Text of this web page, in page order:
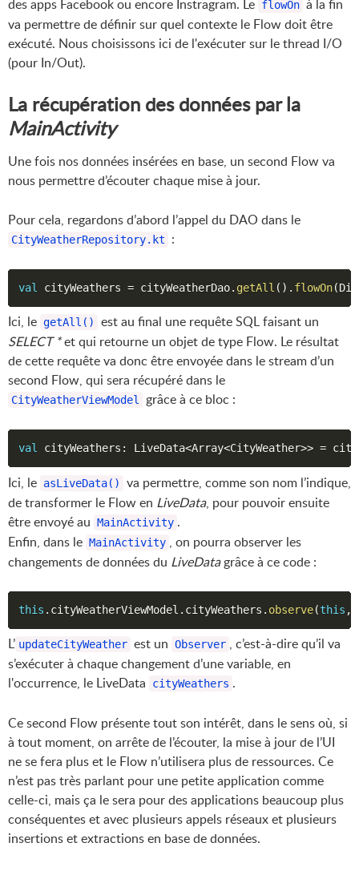
des apps Facebook ou encore Instragram. Le flowOn à la fin
va permettre de définir sur quel contexte le Flow doit être
exécuté. Nous choisissons ici de l'exécuter sur le thread I/O
(pour In/Out).
La récupération des données par la
MainActivity
Une fois nos données insérées en base, un second Flow va
nous permettre d’écouter chaque mise à jour.
Pour cela, regardons d’abord l’appel du DAO dans le
CityWeatherRepository.kt :
val cityWeathers = cityWeatherDao. getAll ( ) . flowOn(
Ici, le getAll()
est au final une requête SQL faisant un
SELECT *et qui retourne un objet de type Flow. Le résultat
de cette requête va donc être envoyée dans le stream d’un
second Flow, qui sera récupéré dans le
CityWeatherViewModel grâce à ce bloc :
val cityWeathers : LiveData<Array<CityWeather>> =
Ici, le asLiveData()
va permettre, comme son nom l’indique,
de transformer le Flow en LiveData, pour pouvoir ensuite
être envoyé au MainActivity .
Enfin, dans le MainActivity , on pourra observer les
changements de données du LiveDatagrâce à ce code :
this . cityWeatherViewModel . cityWeathers . observe(this ,
L’ updateCityWeather est un Observer , c’est-à-dire qu’il va
s’exécuter à chaque changement d’une variable, en
l'occurrence, le LiveData
cityWeathers .
Ce second Flow présente tout son intérêt, dans le sens où, si
à tout moment, on arrête de l’écouter, la mise à jour de l’UI
ne se fera plus et le Flow n’utilisera plus de ressources. Ce
n’est pas très parlant pour une petite application comme
celle-ci, mais ça le sera pour des applications beaucoup plus
conséquentes et avec plusieurs appels réseaux et plusieurs
insertions et extractions en base de données.